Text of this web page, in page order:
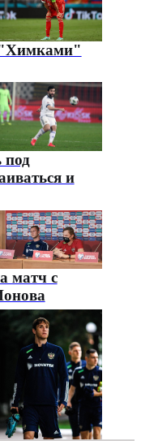
"Химками"
под
и
матч с